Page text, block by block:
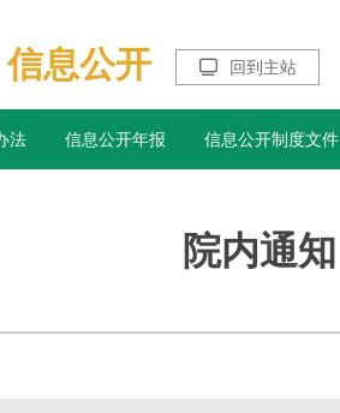
信息公开  回到主站
法 信息公开年报 信息公开制度文件
院内通知